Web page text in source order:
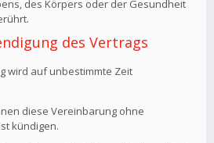
des Körpers oder der Gesundheit
des Vertrags
wird auf unbestimmte Zeit
diese Vereinbarung ohne
kündigen.